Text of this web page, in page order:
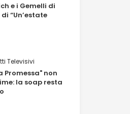
e i Gemelli di
“Un’estate
Televisivi
Promessa" non
la soap resta